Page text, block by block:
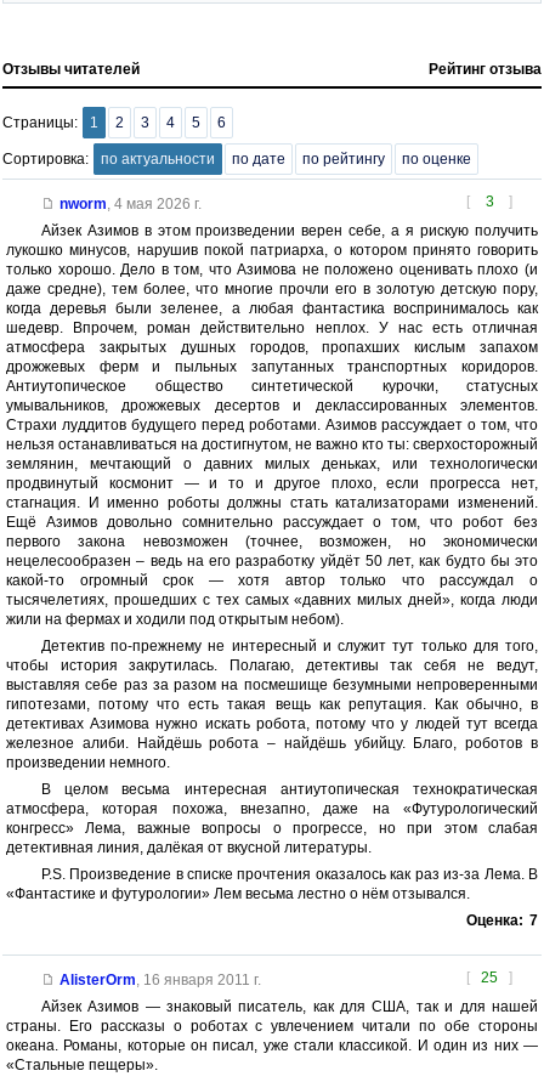
Отзывы читателей Рейтинг отзыва
Страницы: 1 2 3 4 5 6
Сортировка: по актуальности по дате по рейтингу по оценке
[ 3 ]
nworm, 4 мая 2026 г.
Айзек Азимов в этом произведении верен себе, а я рискую получить
лукошко минусов, нарушив покой патриарха, о котором принято говорить
только хорошо. Дело в том, что Азимова не положено оценивать плохо (и
даже средне), тем более, что многие прочли его в золотую детскую пору,
когда деревья были зеленее, а любая фантастика воспринималось как
шедевр. Впрочем, роман действительно неплох. У нас есть отличная
атмосфера закрытых душных городов, пропахших кислым запахом
дрожжевых ферм и пыльных запутанных транспортных коридоров.
Антиутопическое общество синтетической курочки, статусных
умывальников, дрожжевых десертов и деклассированных элементов.
Страхи луддитов будущего перед роботами. Азимов рассуждает о том, что
нельзя останавливаться на достигнутом, не важно кто ты: сверхосторожный
землянин, мечтающий о давних милых деньках, или технологически
продвинутый космонит — и то и другое плохо, если прогресса нет,
стагнация. И именно роботы должны стать катализаторами изменений.
Ещё Азимов довольно сомнительно рассуждает о том, что робот без
первого закона невозможен (точнее, возможен, но экономически
нецелесообразен – ведь на его разработку уйдёт 50 лет, как будто бы это
какой-то огромный срок — хотя автор только что рассуждал о
тысячелетиях, прошедших с тех самых «давних милых дней», когда люди
жили на фермах и ходили под открытым небом).
Детектив по-прежнему не интересный и служит тут только для того,
чтобы история закрутилась. Полагаю, детективы так себя не ведут,
выставляя себе раз за разом на посмешище безумными непроверенными
гипотезами, потому что есть такая вещь как репутация. Как обычно, в
детективах Азимова нужно искать робота, потому что у людей тут всегда
железное алиби. Найдёшь робота – найдёшь убийцу. Благо, роботов в
произведении немного.
В целом весьма интересная антиутопическая технократическая
атмосфера, которая похожа, внезапно, даже на «Футурологический
конгресс» Лема, важные вопросы о прогрессе, но при этом слабая
детективная линия, далёкая от вкусной литературы.
P.S. Произведение в списке прочтения оказалось как раз из-за Лема. В
«Фантастике и футурологии» Лем весьма лестно о нём отзывался.
Оценка: 7
[ 25 ]
AlisterOrm, 16 января 2011 г.
Айзек Азимов — знаковый писатель, как для США, так и для нашей
страны. Его рассказы о роботах с увлечением читали по обе стороны
океана. Романы, которые он писал, уже стали классикой. И один из них —
«Стальные пещеры».